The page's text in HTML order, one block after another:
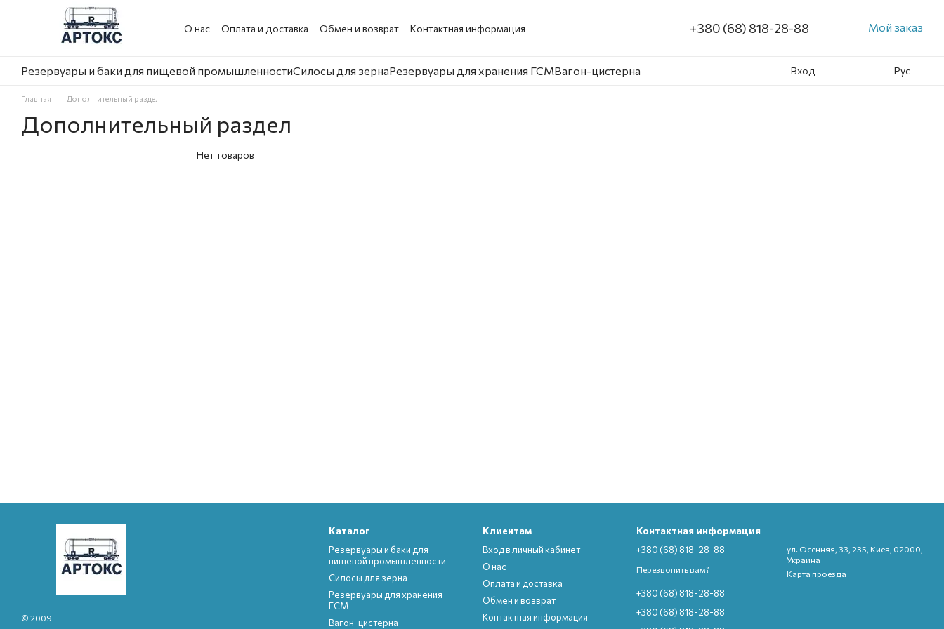
Перейти к основному контенту
О нас
Оплата и доставка Обмен и возврат Контактная информация +380 (68) 818-28-88 Мой заказ
Резервуары и баки для пищевой промышленностиСилосы для зернаРезервуары для хранения ГСМВагон-цистерна Вход Рус
Главная Дополнительный раздел
Дополнительный раздел
Нет товаров
© 2009
Каталог
Резервуары и баки для
пищевой промышленности
Силосы для зерна
Резервуары для хранения
ГСМ
Вагон-цистерна
Клиентам
Вход в личный кабинет
О нас
Оплата и доставка
Обмен и возврат
Контактная информация
Контактная информация
+380 (68) 818-28-88
Перезвонить вам?
+380 (68) 818-28-88
+380 (68) 818-28-88
ул. Осенняя, 33, 235, Киев, 02000,
Украина
Карта проезда